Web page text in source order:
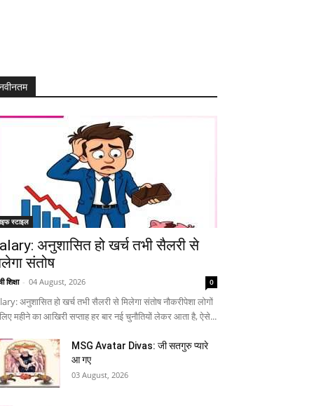
स्टाइल
अनुशासित हो खर्च तभी सैलरी से
संतोष
शिक्षा - 04 August, 2026 0
अनुशासित हो खर्च तभी सैलरी से मिलेगा संतोष नौकरीपेशा लोगों
महीने का आखिरी सप्ताह हर बार नई चुनौतियों लेकर आता है, ऐसे...
MSG Avatar Divas: जी सतगुरु प्यारे
आ गए
03 August, 2026